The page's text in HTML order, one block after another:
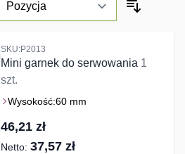
SKU:P2013
Mini garnek do serwowania 1
szt.
Wysokość:60 mm
46,21 zł
37,57 zł